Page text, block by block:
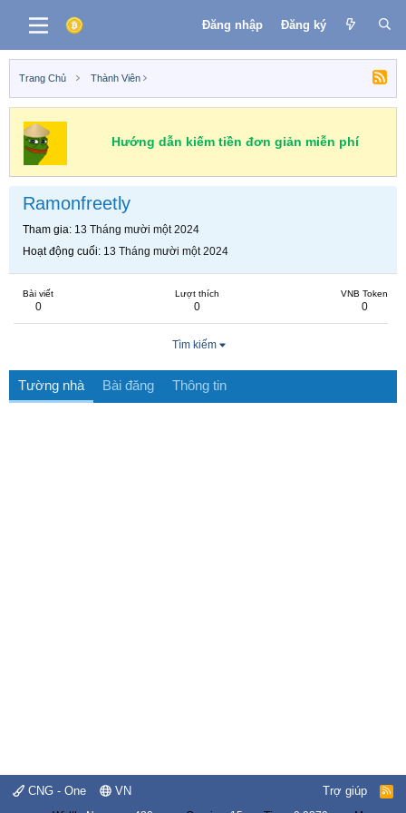
Đăng nhập Đăng ký
Trang Chủ Thành Viên
Hướng dẫn kiếm tiền đơn giản miễn phí
Ramonfreetly
Tham gia 13 Tháng mười một 2024
Hoạt động cuối 13 Tháng mười một 2024
Bài viết
0
Lượt thích
0
VNB Token
0
Tìm kiếm
Tường nhà Bài đăng Thông tin
CNG - One VN Trợ giúp
R